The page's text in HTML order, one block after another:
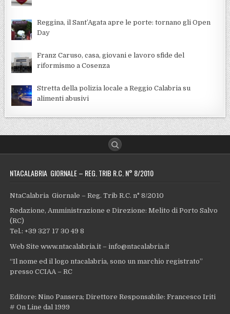
Reggina, il Sant’Agata apre le porte: tornano gli Open
Day
Franz Caruso, casa, giovani e lavoro sfide del
riformismo a Cosenza
Stretta della polizia locale a Reggio Calabria su
alimenti abusivi
NTACALABRIA GIORNALE – REG. TRIB R.C. N° 8/2010
NtaCalabria Giornale – Reg. Trib R.C. n° 8/2010
Redazione, Amministrazione e Direzione: Melito di Porto Salvo
(RC)
Tel.: +39 327 17 30 49 8
Web Site www.ntacalabria.it – info@ntacalabria.it
“Il nome ed il logo ntacalabria, sono un marchio registrato”
presso CCIAA – RC
Editore: Nino Pansera; Direttore Responsabile: Francesco Iriti
# On Line dal 1999